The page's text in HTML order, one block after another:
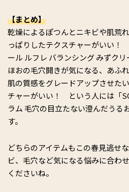
【まとめ】
乾燥によるぽつんとニキビや肌荒
っぱりしたテクスチャーがいい
ール ルフレ バランシング みずクリ
ほおの毛穴開きが気になる、あふ
肌の質感をグレードアップさせた
チャーがいい！ という人には「
ラム 毛穴の目立たない澄んだうる
す。
どちらのアイテムもこの春見逃せ
ビ、毛穴など気になる悩みに合わ
くださいね。